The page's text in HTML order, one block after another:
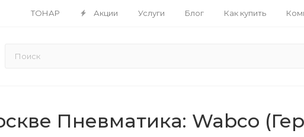
ТОНАР Акции Услуги Блог Как купить
Пневматика: Wabco